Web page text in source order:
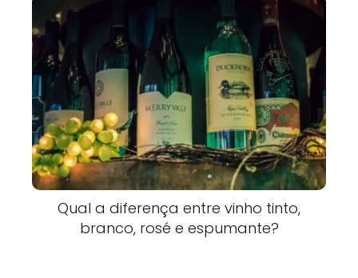
Qual a diferença entre vinho tinto,
branco, rosé e espumante?